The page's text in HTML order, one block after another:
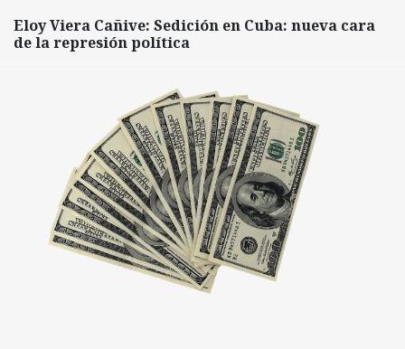
Eloy Viera Cañive: Sedición en Cuba: nueva cara
de la represión política